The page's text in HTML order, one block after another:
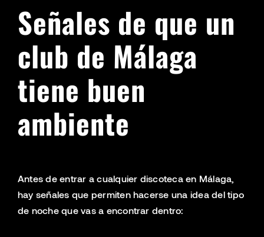
Señales de que un
club de Málaga
tiene buen
ambiente
Antes de entrar a cualquier discoteca en Málaga,
hay señales que permiten hacerse una idea del tipo
de noche que vas a encontrar dentro: